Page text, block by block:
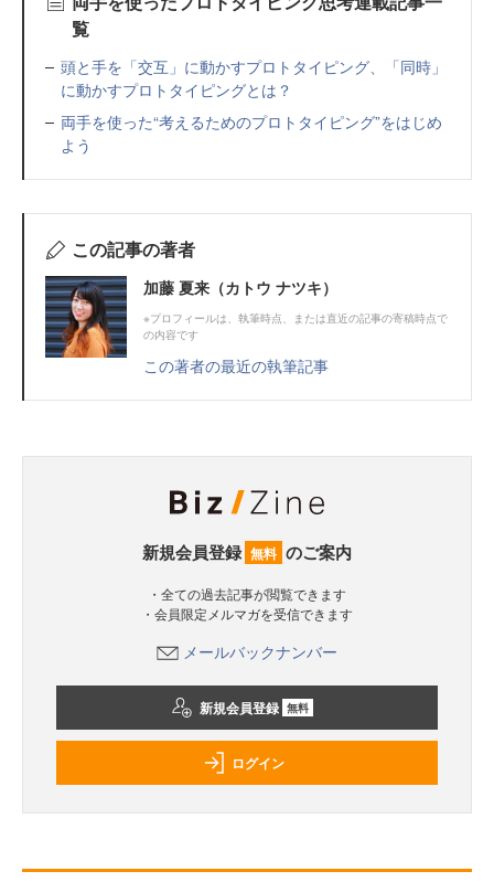
覧
頭と手を「交互」に動かすプロトタイピング、「同時」
に動かすプロトタイピングとは？
両手を使った“考えるためのプロトタイピング”をはじめ
よう
この記事の著者
加藤 夏来（カトウ ナツキ）
※プロフィールは、執筆時点、または直近の記事の寄稿時点で
の内容です
この著者の最近の執筆記事
新規会員登録 無料 のご案内
・全ての過去記事が閲覧できます
・会員限定メルマガを受信できます
メールバックナンバー
新規会員登録 無料
ログイン